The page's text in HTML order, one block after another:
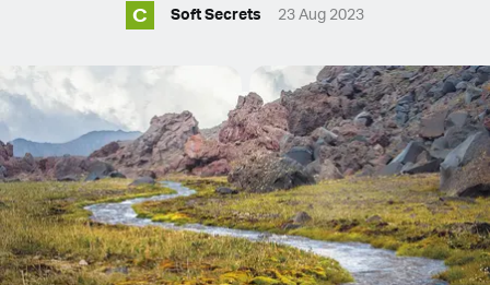
English (United Kingdom)
English (United States)
Spanish (Spain)
Spanish (Latin America)
C Soft Secrets 23 Aug 2023